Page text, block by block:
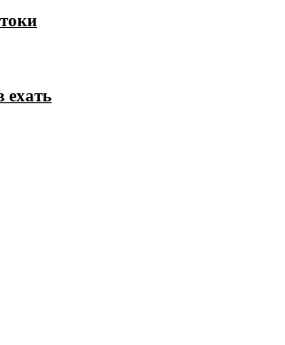
ехать